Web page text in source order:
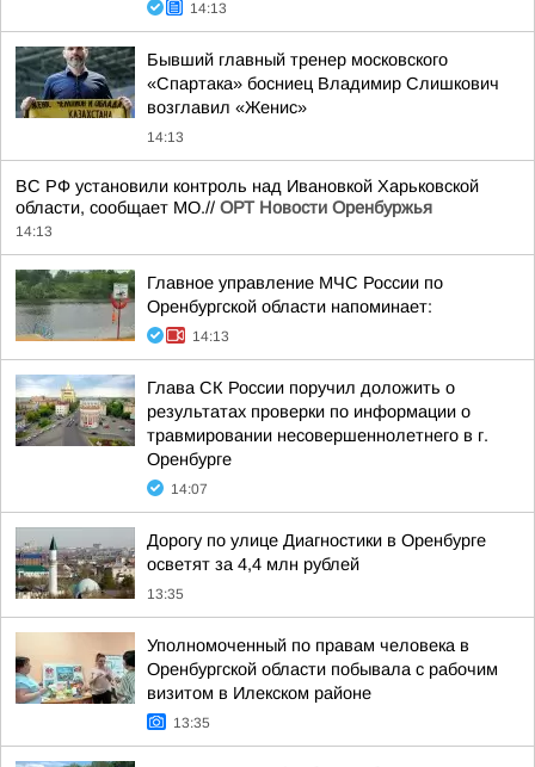
14:13
Бывший главный тренер московского
«Спартака» босниец Владимир Слишкович
возглавил «Женис»
14:13
ВС РФ установили контроль над Ивановкой Харьковской
области, сообщает МО.// ОРТ Новости Оренбуржья
14:13
Главное управление МЧС России по
Оренбургской области напоминает:
14:13
Глава СК России поручил доложить о
результатах проверки по информации о
травмировании несовершеннолетнего в г.
Оренбурге
14:07
Дорогу по улице Диагностики в Оренбурге
осветят за 4,4 млн рублей
13:35
Уполномоченный по правам человека в
Оренбургской области побывала с рабочим
визитом в Илекском районе
13:35